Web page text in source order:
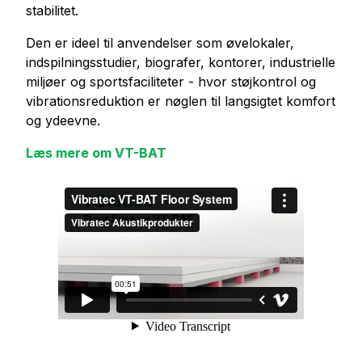
stabilitet.
Den er ideel til anvendelser som øvelokaler,
indspilningsstudier, biografer, kontorer, industrielle
miljøer og sportsfaciliteter - hvor støjkontrol og
vibrationsreduktion er nøglen til langsigtet komfort
og ydeevne.
Læs mere om VT-BAT